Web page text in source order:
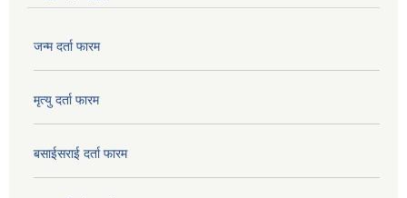
जन्म दर्ता फारम
मृत्यु दर्ता फारम
बसाईसराई दर्ता फारम